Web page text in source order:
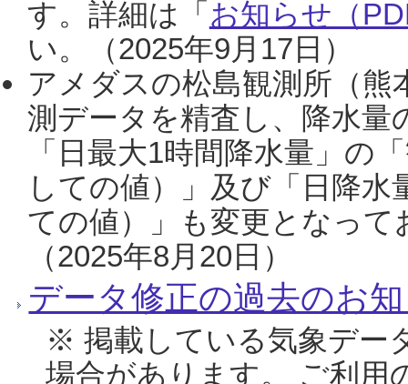
す。詳細は「 お知らせ（
い。（2025年9月17日）
アメダスの松島観測所（熊
測データを精査し、降水
「日最大1時間降水量」の
しての値）」及び「日降
ての値）」も変更となっ
（2025年8月20日）
データ修正の過去のお
※ 掲載している気象デー
場合があります。 ご利用